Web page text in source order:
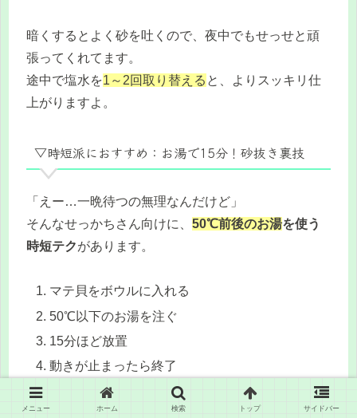
暗くするとよく砂を吐くので、夜中でもせっせと頑
張ってくれてます。
途中で塩水を1～2回取り替える と、よりスッキリ仕
上がりますよ。
▽時短派におすすめ：お湯で15分！砂抜き裏技
「えー…一晩待つの無理なんだけど」
そんなせっかちさん向けに、 50℃前後のお湯を使う
時短テクがあります。
マテ貝をボウルに入れる
50℃以下のお湯を注ぐ
15分ほど放置
動きが止まったら終了
注意点は2つ。
メニュー ホーム 検索 トップ サイドバー